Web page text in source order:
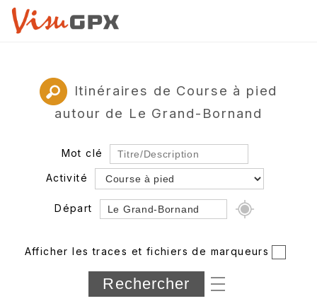
Itinéraires de Course à pied
autour de Le Grand-Bornand
Mot clé
Activité
Départ
Département
Longueur min/max
Afficher les traces et fichiers de marqueurs